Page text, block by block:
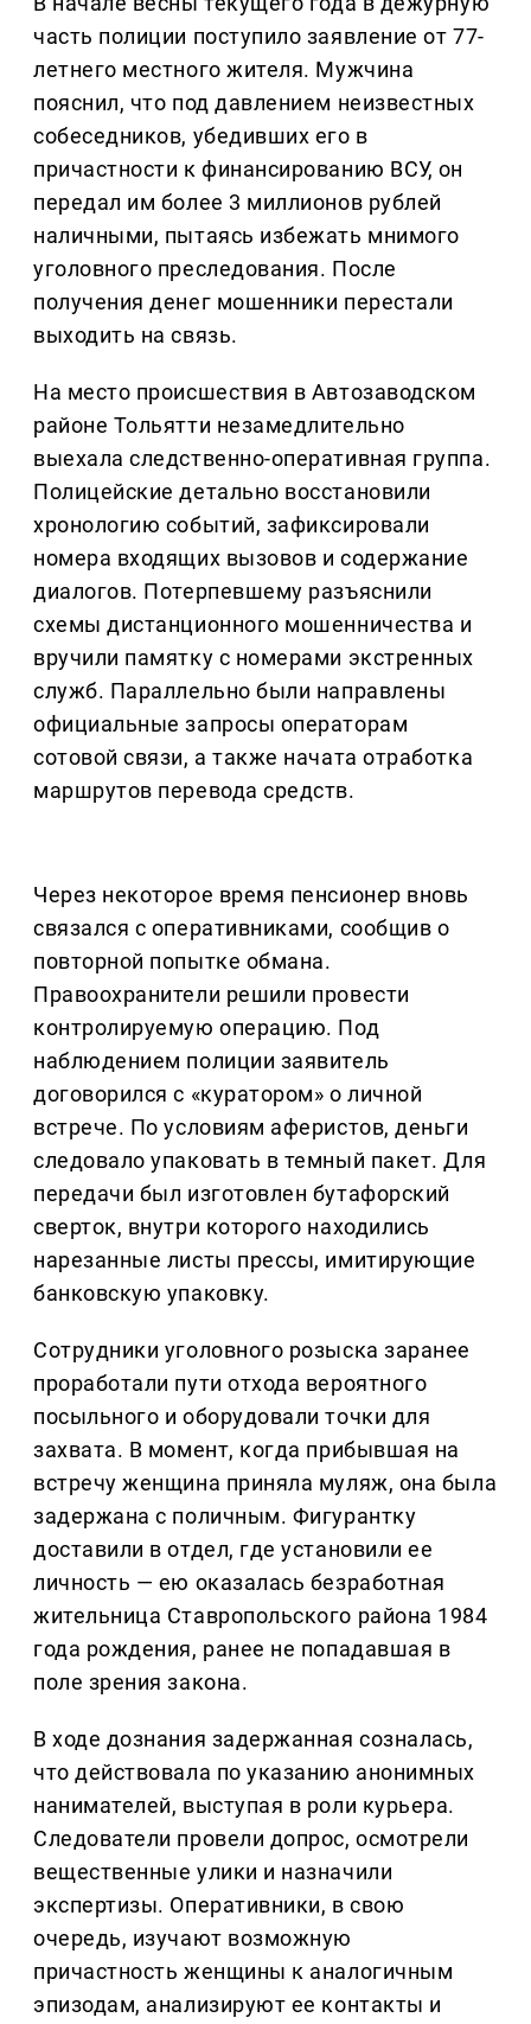
часть полиции поступило заявление от 77-
летнего местного жителя. Мужчина
пояснил, что под давлением неизвестных
собеседников, убедивших его в
причастности к финансированию ВСУ, он
передал им более 3 миллионов рублей
наличными, пытаясь избежать мнимого
уголовного преследования. После
получения денег мошенники перестали
выходить на связь.
На место происшествия в Автозаводском
районе Тольятти незамедлительно
выехала следственно-оперативная группа.
Полицейские детально восстановили
хронологию событий, зафиксировали
номера входящих вызовов и содержание
диалогов. Потерпевшему разъяснили
схемы дистанционного мошенничества и
вручили памятку с номерами экстренных
служб. Параллельно были направлены
официальные запросы операторам
сотовой связи, а также начата отработка
маршрутов перевода средств.
Через некоторое время пенсионер вновь
связался с оперативниками, сообщив о
повторной попытке обмана.
Правоохранители решили провести
контролируемую операцию. Под
наблюдением полиции заявитель
договорился с «куратором» о личной
встрече. По условиям аферистов, деньги
следовало упаковать в темный пакет. Для
передачи был изготовлен бутафорский
сверток, внутри которого находились
нарезанные листы прессы, имитирующие
банковскую упаковку.
Сотрудники уголовного розыска заранее
проработали пути отхода вероятного
посыльного и оборудовали точки для
захвата. В момент, когда прибывшая на
встречу женщина приняла муляж, она была
задержана с поличным. Фигурантку
доставили в отдел, где установили ее
личность — ею оказалась безработная
жительница Ставропольского района 1984
года рождения, ранее не попадавшая в
поле зрения закона.
В ходе дознания задержанная созналась,
что действовала по указанию анонимных
нанимателей, выступая в роли курьера.
Следователи провели допрос, осмотрели
вещественные улики и назначили
экспертизы. Оперативники, в свою
очередь, изучают возможную
причастность женщины к аналогичным
эпизодам, анализируют ее контакты и